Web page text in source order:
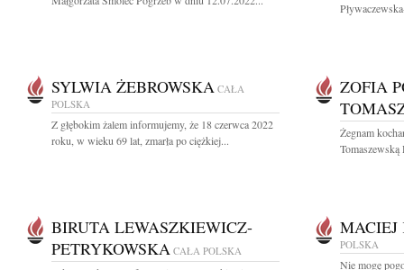
SYLWIA ŻEBROWSKA CAŁA
POLSKA
Z głębokim żalem informujemy, że 18 czerwca 2022
roku, w wieku 69 lat, zmarła po ciężkiej...
ZOFIA
Żegnam
BIRUTA LEWASZKIEWICZ-
PETRYKOWSKA CAŁA POLSKA
MACIEJ
POLSKA
Nie mogę